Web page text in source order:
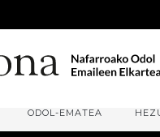
ODOL-EMATEA